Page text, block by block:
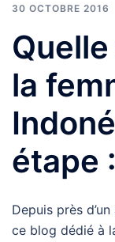
30 OCTOBRE 2016
la
étape
Depuis près
ce blog dédié à